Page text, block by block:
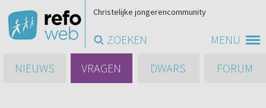
MENU
Christelijke jongerencommunity
ZOEKEN
NIEUWS
VRAGEN DWARS FORUM